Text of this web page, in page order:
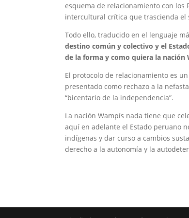
esquema de relacionamiento con los
intercultural crítica que trascienda el
Todo ello, traducido en el lenguaje
destino común y colectivo y el
de la forma y como quiera la nación
El protocolo de relacionamiento es
presentado como rechazo a la
“bicentario de la independencia”.
La nación Wampís nada tiene que
aquí en adelante el Estado peruano
indígenas y dar curso a cambios
derecho a la autonomía y la